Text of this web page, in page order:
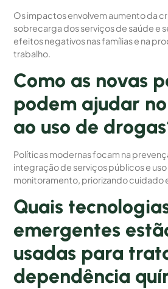
Os impactos envolvem aumento da
sobrecarga dos serviços de saúde e
efeitos negativos nas famílias e na
trabalho.
Como as novas
podem ajudar
ao uso de
Políticas modernas focam na
integração de serviços públicos e
monitoramento, priorizando cuidado
Quais
emergentes
usadas para
dependência